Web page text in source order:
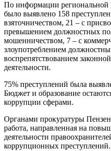
По информации региональной
было выявлено 158
взяточничеством, 21 – с
превышением должностных
мошенничеством, 7 – с
злоупотреблением
воспрепятствованием
деятельности.
75% преступлений была
Бюджет и образование
коррупции сферами.
Органами прокуратуры
работа, направленная на
деятельности
коррупционных преступлений.